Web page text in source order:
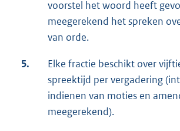
voorstel het woord heeft
meegerekend het spreken
van orde.
5.
Elke fractie beschikt over
spreektijd per vergadering
indienen van moties en
meegerekend).